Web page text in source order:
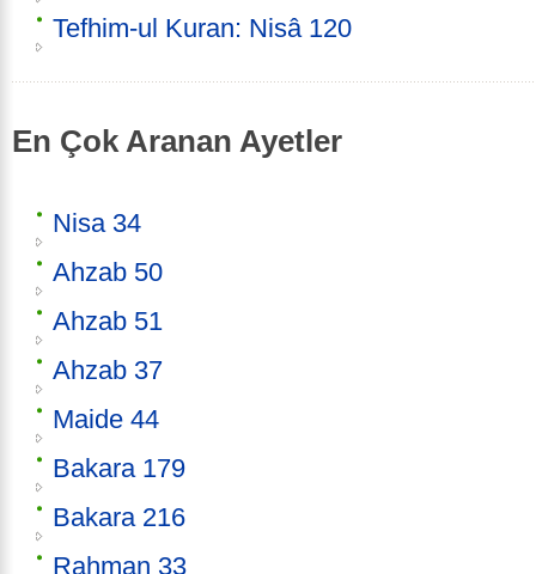
Tefhim-ul Kuran: Nisâ 120
En Çok Aranan Ayetler
Nisa 34
Ahzab 50
Ahzab 51
Ahzab 37
Maide 44
Bakara 179
Bakara 216
Rahman 33